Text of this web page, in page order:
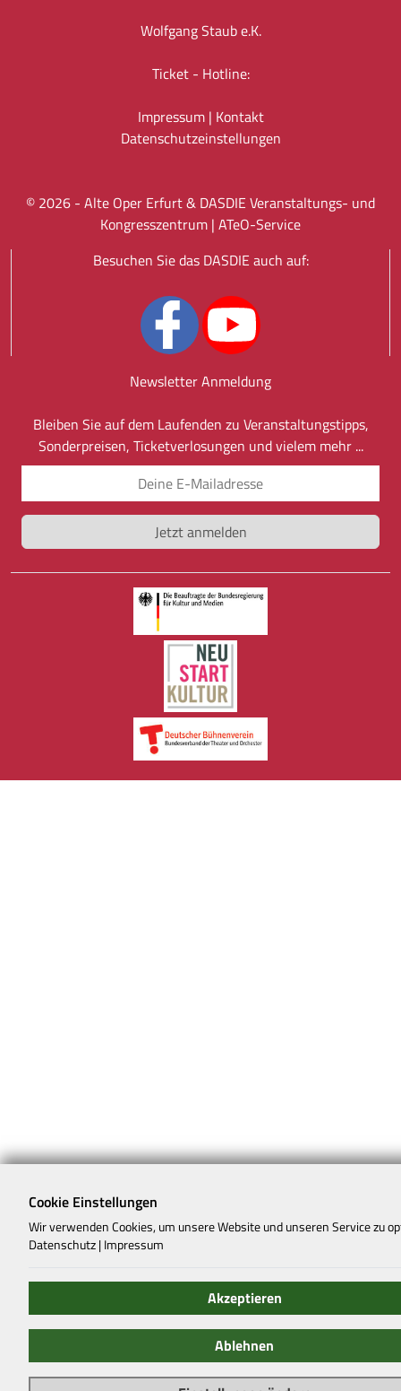
Wolfgang Staub e.K.
Ticket - Hotline:
Impressum| Kontakt
Datenschutz­einstellungen
© 2026 - Alte Oper Erfurt & DASDIE Veranstaltungs- und
Kongresszentrum | ATeO-Service
Besuchen Sie das DASDIE auch auf:
Newsletter Anmeldung
Bleiben Sie auf dem Laufenden zu Veranstaltungstipps,
Sonderpreisen, Ticketverlosungen und vielem mehr ...
Cookie Einstellungen
Wir verwenden Cookies, um unsere Website und unseren Service zu
Datenschutz | Impressum
Akzeptieren
Ablehnen